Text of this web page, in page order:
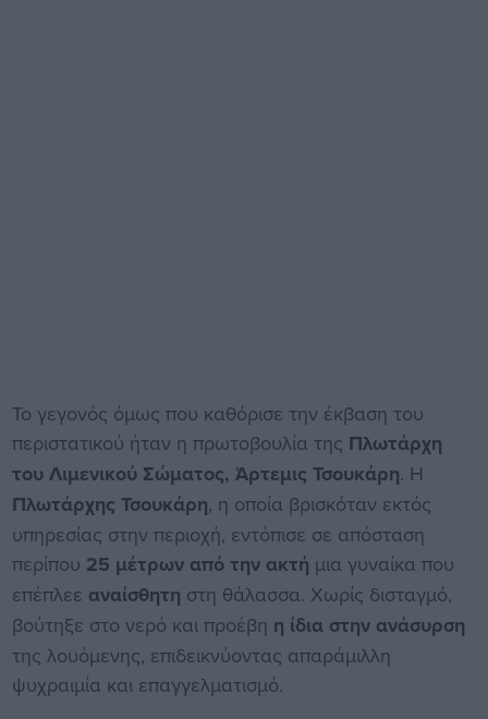
Το γεγονός όμως που καθόρισε την έκβαση του
περιστατικού ήταν η πρωτοβουλία της Πλωτάρχη
του Λιμενικού Σώματος, Άρτεμις Τσουκάρη. Η
Πλωτάρχης Τσουκάρη, η οποία βρισκόταν εκτός
υπηρεσίας στην περιοχή, εντόπισε σε απόσταση
περίπου 25 μέτρων από την ακτή μια γυναίκα που
επέπλεε αναίσθητη στη θάλασσα. Χωρίς δισταγμό,
βούτηξε στο νερό και προέβη η ίδια στην ανάσυρση
της λουόμενης, επιδεικνύοντας απαράμιλλη
ψυχραιμία και επαγγελματισμό.